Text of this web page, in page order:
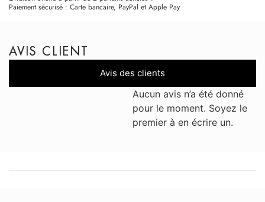
Paiement sécurisé : Carte bancaire, PayPal et Apple Pay
AVIS CLIENT
Avis des clients
Aucun avis n’a été donné
pour le moment. Soyez le
premier à en écrire un.